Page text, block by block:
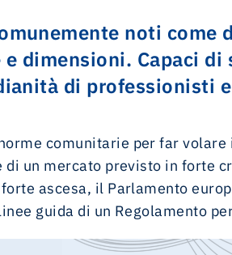
noti come
dimensioni. Capaci
di professionisti
comunitarie per far
un mercato previsto in forte
ascesa, il Parlamento
guida di un Regolamento